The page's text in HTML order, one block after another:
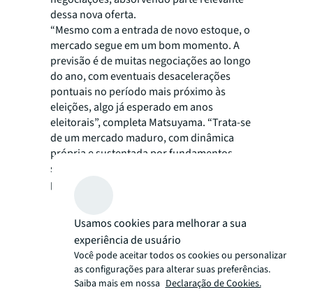
dessa nova oferta.
“Mesmo com a entrada de novo estoque, o
mercado segue em um bom momento. A
previsão é de muitas negociações ao longo
do ano, com eventuais desacelerações
pontuais no período mais próximo às
eleições, algo já esperado em anos
eleitorais”, completa Matsuyama. “Trata-se
de um mercado maduro, com dinâmica
própria e sustentada por fundamentos
sólidos, independentemente do calendário
político”, finaliza.
Usamos cookies para melhorar a sua
experiência de usuário
Você pode aceitar todos os cookies ou personalizar
as configurações para alterar suas preferências.
Saiba mais em nossa Declaração de Cookies.